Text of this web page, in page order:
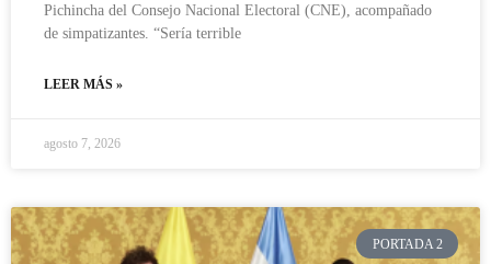
Pichincha del Consejo Nacional Electoral (CNE), acompañado
de simpatizantes. “Sería terrible
LEER MÁS »
agosto 7, 2026
PORTADA 2